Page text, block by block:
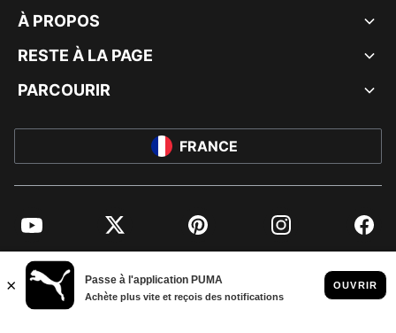
À PROPOS
RESTE À LA PAGE
PARCOURIR
FRANCE
YouTube Twitter Pinterest Instagram
© PUMA EUROPE GMBH, 2026. TOUS DROITS RÉSERVÉS
MENTIONS ET DONNÉES LÉGALES